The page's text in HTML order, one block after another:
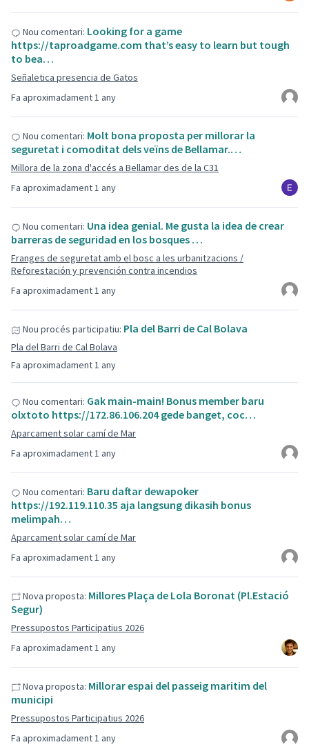
Fa aproximadament 1 any
Nou comentari: Looking for a game
https://taproadgame.com that’s easy to learn but tough
to bea…
Señaletica presencia de Gatos
Fa aproximadament 1 any
Nou comentari: Molt bona proposta per millorar la
seguretat i comoditat dels veïns de Bellamar.…
Millora de la zona d'accés a Bellamar des de la C31
Fa aproximadament 1 any
Nou comentari: Una idea genial. Me gusta la idea de crear
barreras de seguridad en los bosques …
Franges de seguretat amb el bosc a les urbanitzacions /
Reforestación y prevención contra incendios
Fa aproximadament 1 any
Nou procés participatiu: Pla del Barri de Cal Bolava
Pla del Barri de Cal Bolava
Fa aproximadament 1 any
Nou comentari: Gak main-main! Bonus member baru
olxtoto https://172.86.106.204 gede banget, coc…
Aparcament solar camí de Mar
Fa aproximadament 1 any
Nou comentari: Baru daftar dewapoker
https://192.119.110.35 aja langsung dikasih bonus
melimpah…
Aparcament solar camí de Mar
Fa aproximadament 1 any
Nova proposta: Millores Plaça de Lola Boronat (Pl.Estació
Segur)
Pressupostos Participatius 2026
Fa aproximadament 1 any
Nova proposta: Millorar espai del passeig maritim del
municipi
Pressupostos Participatius 2026